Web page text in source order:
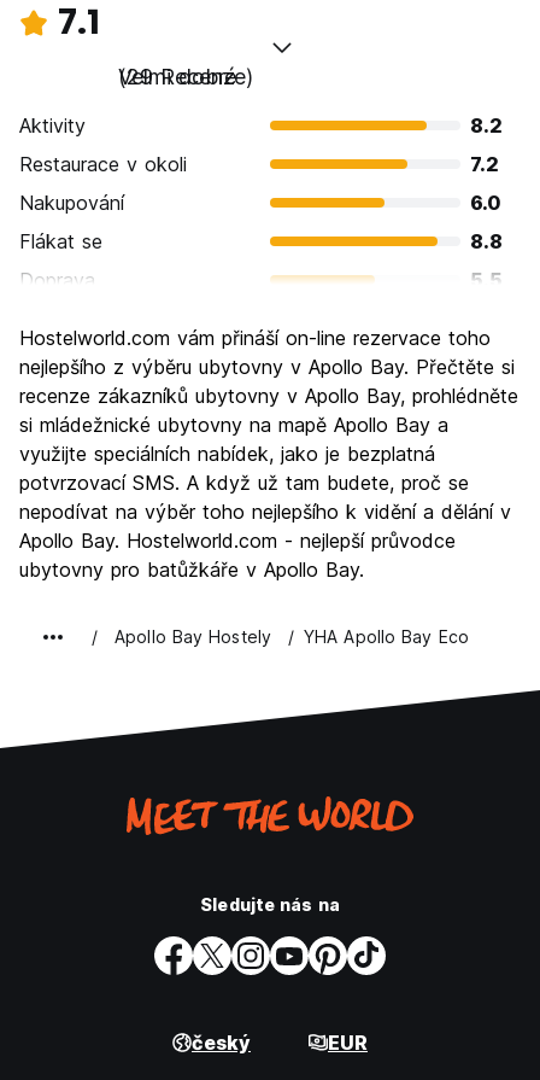
7.1
Velmi dobré
(29 Recenze)
Aktivity
8.2
Restaurace v okoli
7.2
Nakupování
6.0
Flákat se
8.8
Doprava
5.5
Kultura
7.0
Noční život
5.5
Hodnota za peníze
Hostelworld.com vám přináší on-line rezervace toho
nejlepšího z výběru ubytovny v Apollo Bay. Přečtěte si
recenze zákazníků ubytovny v Apollo Bay, prohlédněte
si mládežnické ubytovny na mapě Apollo Bay a
využijte speciálních nabídek, jako je bezplatná
potvrzovací SMS. A když už tam budete, proč se
nepodívat na výběr toho nejlepšího k vidění a dělání v
Apollo Bay. Hostelworld.com - nejlepší průvodce
ubytovny pro batůžkáře v Apollo Bay.
Apollo Bay Hostely YHA Apollo Bay Eco
Sledujte nás na
český EUR